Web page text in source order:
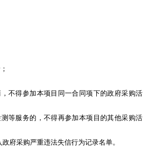
不得参加本项目同一合同项下的政府采购活
等服务的，不得再参加本项目的其他采购活
府采购严重违法失信行为记录名单。